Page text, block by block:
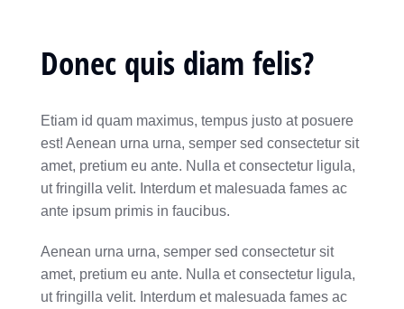
Donec quis diam felis?
Etiam id quam maximus, tempus justo at posuere
est! Aenean urna urna, semper sed consectetur sit
amet, pretium eu ante. Nulla et consectetur ligula,
ut fringilla velit. Interdum et malesuada fames ac
ante ipsum primis in faucibus.
Aenean urna urna, semper sed consectetur sit
amet, pretium eu ante. Nulla et consectetur ligula,
ut fringilla velit. Interdum et malesuada fames ac